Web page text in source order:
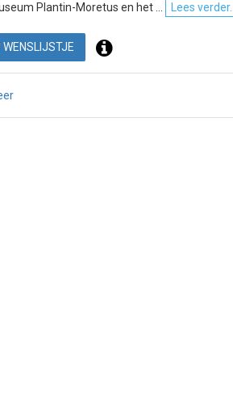
Plantin-Moretus en het ...
Lees verder...
WENSLIJSTJE